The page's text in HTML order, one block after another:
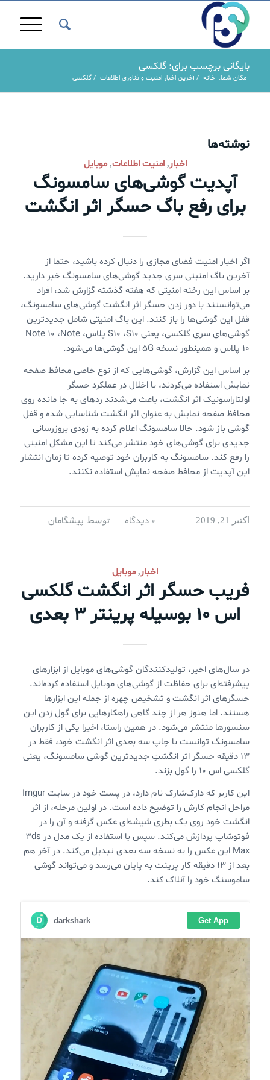
بایگانی برچسب برای: گلکسی
مکان شما: خانه / آخرین اخبار امنیت و فناوری اطلاعات / گلکسی
نوشته‌ها
اخبار,امنیت اطلاعات,موبایل
آپدیت گوشی‌های سامسونگ
برای رفع باگ حسگر اثر انگشت
اگر اخبار امنیت فضای مجازی را دنبال کرده باشید، حتما از
آخرین باگ امنیتی سری جدید گوشی‌های سامسونگ خبر دارید.
بر اساس این رخنه امنیتی که هفته گذشته گزارش شد، افراد
می‌توانستند با دور زدن حسگر اثر انگشت گوشی‌های سامسونگ،
قفل این گوشی‌ها را باز کنند. این باگ امنیتی شامل جدیدترین
گوشی‌های سری گلکسی،‌ یعنی S10 ،S10 پلاس، Note 10 ،Note
10 پلاس و همینطور نسخه 5G این گوشی‌ها می‌شود.
بر اساس این گزارش، گوشی‌هایی که از نوع خاصی محافظ صفحه
نمایش استفاده می‌کردند، با اخلال در عملکرد حسگر
اولتاراسونیک اثر انگشت،‌ باعث می‌شدند ردهای به جا مانده روی
محافظ صفحه نمایش به عنوان اثر انگشت شناسایی شده و قفل
گوشی باز شود. حالا سامسونگ اعلام کرده به زودی بروزرسانی
جدیدی برای گوشی‌های خود منتشر می‌کند تا این مشکل امنیتی
را رفع کند. سامسونگ به کاربران خود توصیه کرده تا زمان انتشار
این آپدیت از محافظ صفحه نمایش استفاده نکنند.
اکتبر 21, 2019 / 0 دیدگاه/ توسط پیشگامان
اخبار,موبایل
فریب حسگر اثر انگشت گلکسی
اس ۱۰ بوسیله پرینتر ۳ بعدی
در سال‌های اخیر، تولیدکنندگان گوشی‌های موبایل از ابزارهای
پیشرفته‌ای برای حفاظت از گوشی‌های موبایل استفاده کرده‌اند.
حسگرهای اثر انگشت و تشخیص چهره از جمله این ابزارها
هستند. اما هنوز هر از چند گاهی راهکارهایی برای گول زدن این
سنسورها منتشر می‌شود. در همین راستا، اخیرا یکی از کاربران
سامسونگ توانست با چاپ سه بعدی اثر انگشت خود، فقط در
۱۳ دقیقه حسگر اثر انگشتِ جدیدترین گوشی سامسونگ، یعنی
گلکسی اس ۱۰ را گول بزند.
این کاربر که دارک‌شارک نام دارد، در پست خود در سایت Imgur
مراحل انجام کارش را توضیح داده است. در اولین مرحله، از اثر
انگشت خود روی یک بطری شیشه‌ای عکس گرفته و آن را در
فوتوشاپ پردازش می‌کند. سپس با استفاده از یک مدل در 3ds
Max این عکس را به نسخه سه بعدی تبدیل می‌کند. در آخر هم
بعد از ۱۳ دقیقه کار پرینت به پایان می‌رسد و می‌تواند گوشی
ساموسنگ خود را آنلاک کند.